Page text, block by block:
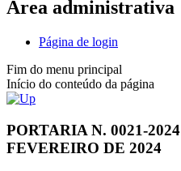
Área administrativa
Página de login
Fim do menu principal
Início do conteúdo da página
PORTARIA N. 0021-
FEVEREIRO DE 2024